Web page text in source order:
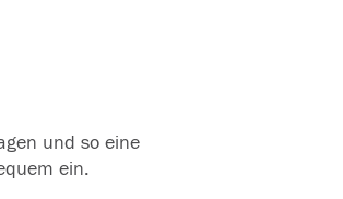
und so eine
ein.